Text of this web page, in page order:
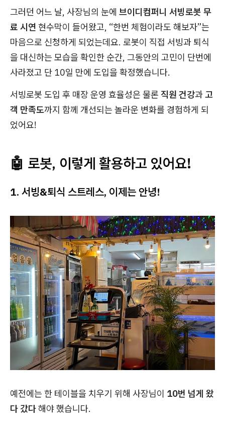
그러던 어느 날, 사장님의 눈에 브이디컴퍼니 서빙로봇 무
료 시연 현수막이 들어왔고, “한번 체험이라도 해보자”는
마음으로 신청하게 되었는데요. 로봇이 직접 서빙과 퇴식
을 대신하는 모습을 확인한 순간, 그동안의 고민이 단번에
사라졌고 단 10일 만에 도입을 확정했습니다.
서빙로봇 도입 후 매장 운영 효율성은 물론 직원 건강과고
객 만족도까지 함께 개선되는 놀라운 변화를 경험하게 되
었어요!
🤖 로봇, 이렇게 활용하고 있어요!
1. 서빙&퇴식 스트레스, 이제는 안녕!
예전에는 한 테이블을 치우기 위해 사장님이 10번 넘게 왔
다 갔다해야 했습니다.